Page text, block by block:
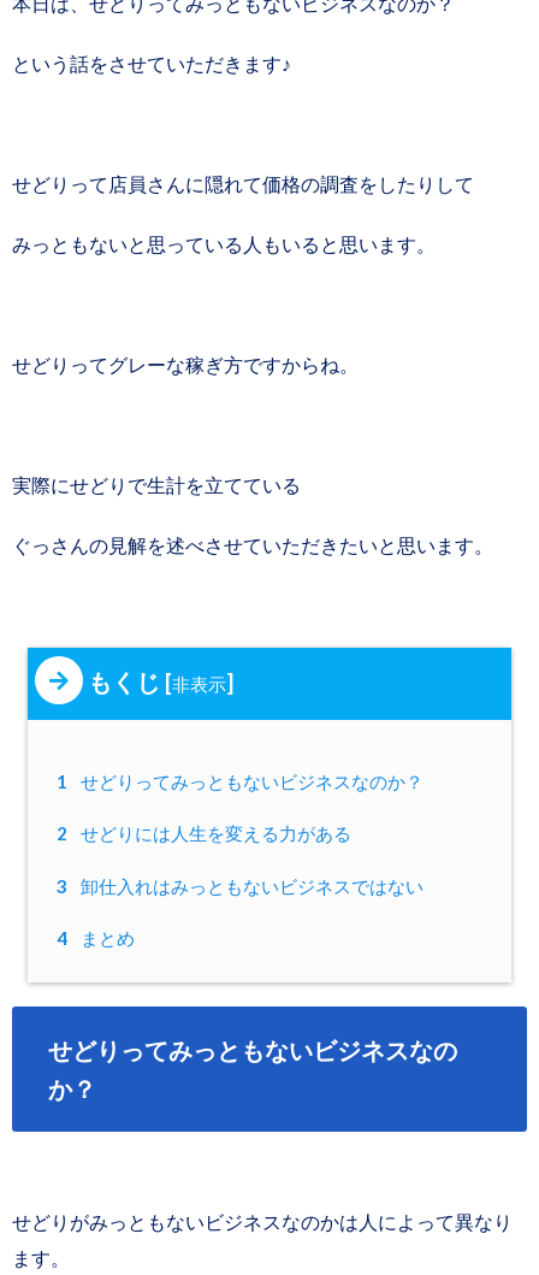
という話をさせていただきます♪
せどりって店員さんに隠れて価格の調査をしたりして
みっともないと思っている人もいると思います。
せどりってグレーな稼ぎ方ですからね。
実際にせどりで生計を立てている
ぐっさんの見解を述べさせていただきたいと思います。
もくじ [非表示]
1 せどりってみっともないビジネスなのか？
2 せどりには人生を変える力がある
3 卸仕入れはみっともないビジネスではない
4 まとめ
せどりってみっともないビジネスなの
か？
せどりがみっともないビジネスなのかは人によって異なり
ます。